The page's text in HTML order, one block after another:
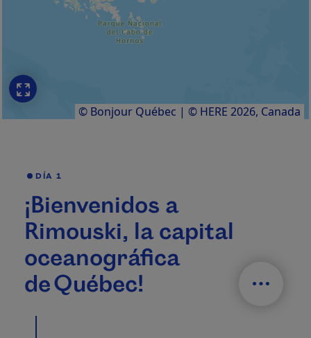
DÍA 1
¡Bienvenidos a
Rimouski, la capital
oceanográfica
de Québec!
© Bonjour Québec | © HERE 2026, Canada